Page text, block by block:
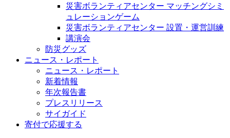
災害ボランティアセンター マッチングシミ
ュレーションゲーム
災害ボランティアセンター 設置・運営訓練
講演会
防災グッズ
ニュース・レポート
ニュース・レポート
新着情報
年次報告書
プレスリリース
サイガイド
寄付で応援する